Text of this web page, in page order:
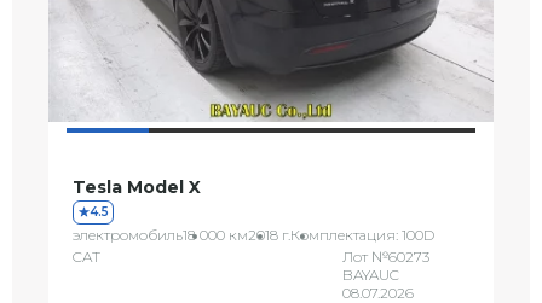
Tesla Model X
4.5
электромобиль18 000 км2018 г.Комплектация: 100D
CAT
Лот №60273
BAYAUC
08.07.2026